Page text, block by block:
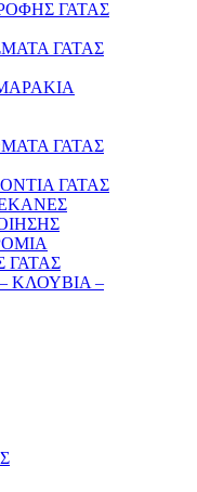
ΓΑΤΑΣ
ΓΑΤΑΣ
ΓΑΤΑΣ
ΓΑΤΑΣ
ΓΑΤΑΣ
ΚΛΟΥΒΙΑ –